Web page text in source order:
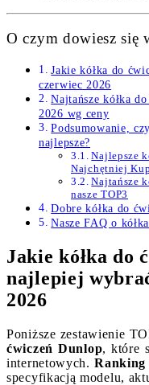
O czym dowiesz się
Jakie kółka do
czerwiec 2026
Najtańsze kółka
2026 wg ceny
Podsumowanie,
najlepsze?
Najlepsze
Najchętniej
Najtańsze
nasze TOP3
Dobre kółka do
Nasze FAQ o
Jakie kółka do
najlepiej
2026
Poniższe zestawienie
ćwiczeń Dunlop, które
internetowych.Ranking
specyfikacją modelu,